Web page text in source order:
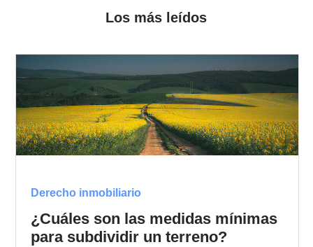
Los más leídos
Derecho inmobiliario
¿Cuáles son las medidas mínimas
para subdividir un terreno?